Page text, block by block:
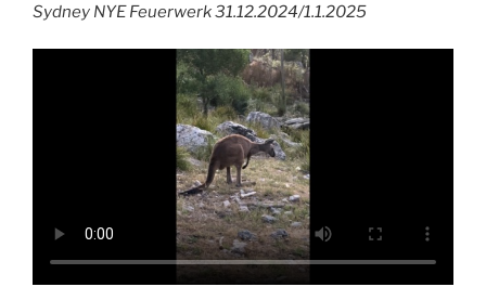
Sydney NYE Feuerwerk 31.12.2024/1.1.2025